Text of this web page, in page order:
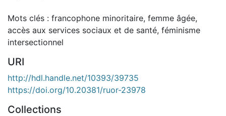
Mots clés : francophone minoritaire, femme âgée,
accès aux services sociaux et de santé, féminisme
intersectionnel
URI
http://hdl.handle.net/10393/39735
https://doi.org/10.20381/ruor-23978
Collections